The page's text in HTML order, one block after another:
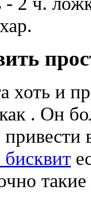
хоть и
. Он